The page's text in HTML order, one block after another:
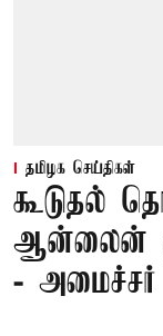
தமிழக செய்திகள்
கூடுதல்
ஆன்லைன்
-